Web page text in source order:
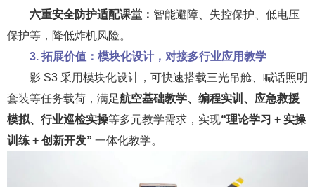
六重安全防护适配课堂： 智能避障、失控保护、低电压
保护等，降低炸机风险。
3. 拓展价值：模块化设计，对接多行业应用教学
影 S3 采用模块化设计，可快速搭载三光吊舱、喊话照明
套装等任务载荷，满足航空基础教学、编程实训、应急救援
模拟、行业巡检实操等多元教学需求，实现“理论学习 + 实操
训练 + 创新开发” 一体化教学。